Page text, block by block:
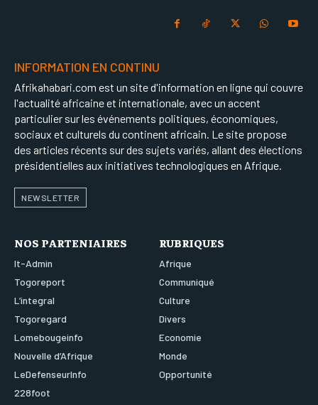
INFORMATION EN CONTINU
Afrikahabari.com est un site d'information en ligne qui couvre
l'actualité africaine et internationale, avec un accent
particulier sur les événements politiques, économiques,
sociaux et culturels du continent africain. Le site propose
des articles récents sur des sujets variés, allant des élections
présidentielles aux initiatives technologiques en Afrique.
NEWSLETTER
NOS PARTENIAIRES
It-Admin
Togoreport
L’integral
Togoregard
Lomebougeinfo
Nouvelle d’Afrique
LeDefenseurInfo
228foot
RUBRIQUES
Afrique
Communiqué
Culture
Divers
Economie
Monde
Opportunité